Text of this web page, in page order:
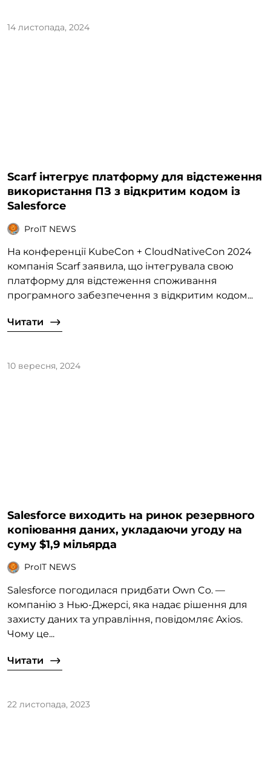
14 листопада, 2024
Scarf інтегрує платформу для відстеження
використання ПЗ з відкритим кодом із
Salesforce
ProIT NEWS
На конференції KubeCon + CloudNativeCon 2024
компанія Scarf заявила, що інтегрувала свою
платформу для відстеження споживання
програмного забезпечення з відкритим кодом...
Читати
10 вересня, 2024
Salesforce виходить на ринок резервного
копіювання даних, укладаючи угоду на
суму $1,9 мільярда
ProIT NEWS
Salesforce погодилася придбати Own Co. —
компанію з Нью-Джерсі, яка надає рішення для
захисту даних та управління, повідомляє Axios.
Чому це...
Читати
22 листопада, 2023